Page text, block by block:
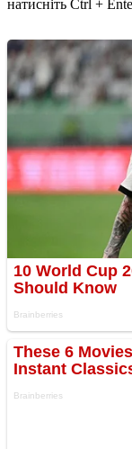
натисніть Ctrl +